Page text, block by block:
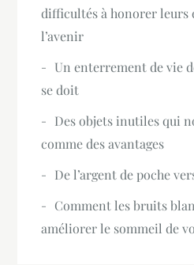
difficultés à honorer leurs
l’avenir
Un enterrement de vie
se doit
Des objets inutiles qui
comme des avantages
De l’argent de poche
Comment les bruits
améliorer le sommeil de